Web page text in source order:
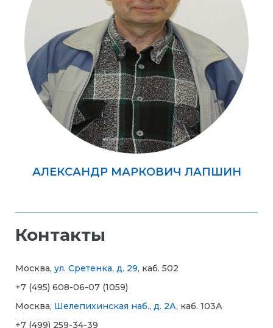
АЛЕКСАНДР МАРКОВИЧ ЛАПШИН
Контакты
Москва, ул. Сретенка, д. 29, каб. 502
+7 (495) 608-06-07 (1059)
Москва, Шелепихинская наб., д. 2А, каб. 103А
+7 (499) 259-34-39